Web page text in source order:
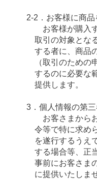
2-2．お客様に商
お客様が購入
取引の対象とな
する者に、商品
（取引のための
するのに必要な
提供します。
3．個人情報の第
お客さまから
令等で特に求め
を遂行するうえ
する場合等、正
事前にお客さま
に提供いたしま